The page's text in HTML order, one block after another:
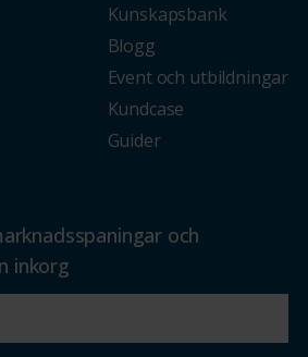
Kunskapsbank
Blogg
Event och utbildningar
Kundcase
Guider
och
inkorg